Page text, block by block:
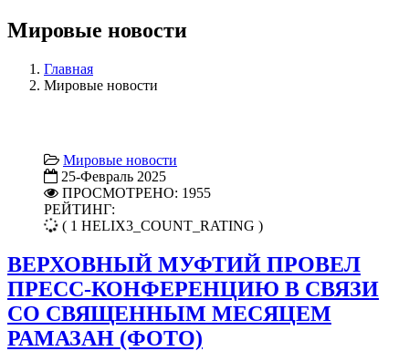
Мировые новости
Главная
Мировые новости
Мировые новости
25-Февраль 2025
ПРОСМОТРЕНО: 1955
РЕЙТИНГ:
( 1 HELIX3_COUNT_RATING )
ВЕРХОВНЫЙ МУФТИЙ ПРОВЕЛ
ПРЕСС-КОНФЕРЕНЦИЮ В СВЯЗИ
СО СВЯЩЕННЫМ МЕСЯЦЕМ
РАМАЗАН (ФОТО)